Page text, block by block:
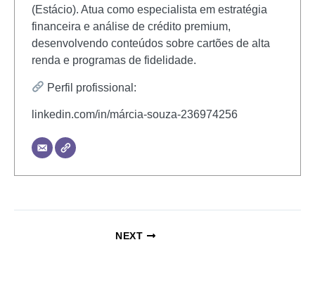
(Estácio). Atua como especialista em estratégia
financeira e análise de crédito premium,
desenvolvendo conteúdos sobre cartões de alta
renda e programas de fidelidade.
Perfil profissional:
linkedin.com/in/márcia-souza-236974256
NEXT